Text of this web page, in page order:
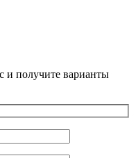
и получите варианты